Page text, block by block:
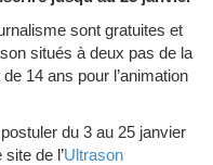
sont gratuites et
situés à deux pas de la
14 ans pour l’animation
du 3 au 25 janvier
de l’Ultrason